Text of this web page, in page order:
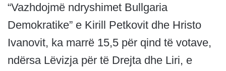
“Vazhdojmë ndryshimet Bullgaria
Demokratike” e Kirill Petkovit dhe Hristo
Ivanovit, ka marrë 15,5 për qind të votave,
ndërsa Lëvizja për të Drejta dhe Liri, e